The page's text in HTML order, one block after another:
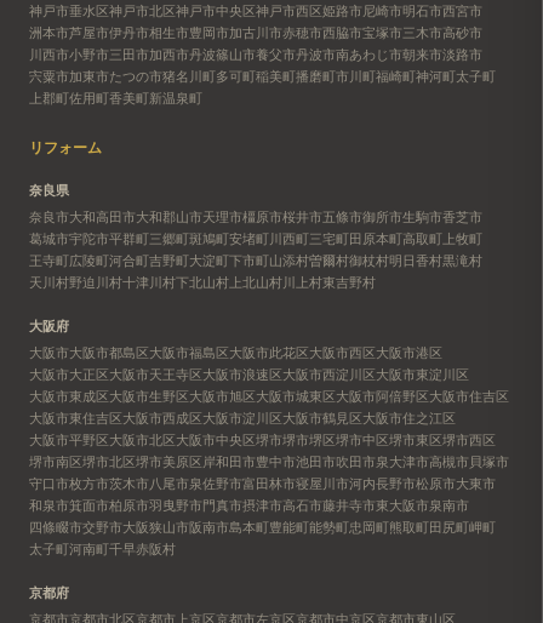
神戸市垂水区神戸市北区神戸市中央区神戸市西区姫路市尼崎市明石市西宮市
洲本市芦屋市伊丹市相生市豊岡市加古川市赤穂市西脇市宝塚市三木市高砂市
川西市小野市三田市加西市丹波篠山市養父市丹波市南あわじ市朝来市淡路市
宍粟市加東市たつの市猪名川町多可町稲美町播磨町市川町福崎町神河町太子町
上郡町佐用町香美町新温泉町
リフォーム
奈良県
奈良市大和高田市大和郡山市天理市橿原市桜井市五條市御所市生駒市香芝市
葛城市宇陀市平群町三郷町斑鳩町安堵町川西町三宅町田原本町高取町 上牧町
王寺町広陵町河合町吉野町大淀町下市町山添村曽爾村御杖村明日香村黒滝村
天川村野迫川村十津川村下北山村 上北山村川上村東吉野村
大阪府
大阪市大阪市都島区大阪市福島区大阪市此花区大阪市西区大阪市港区
大阪市大正区大阪市天王寺区大阪市浪速区大阪市西淀川区大阪市東淀川区
大阪市東成区大阪市生野区大阪市旭区大阪市城東区大阪市阿倍野区大阪市住吉区
大阪市東住吉区大阪市西成区大阪市淀川区大阪市鶴見区大阪市住之江区
大阪市平野区大阪市北区大阪市中央区堺市堺市堺区堺市中区堺市東区堺市西区
堺市南区堺市北区堺市美原区岸和田市豊中市池田市吹田市泉大津市高槻市 貝塚市
守口市枚方市茨木市八尾市泉佐野市富田林市寝屋川市河内長野市松原市大東市
和泉市箕面市柏原市羽曳野市門真市摂津市高石市藤井寺市東大阪市泉南市
四條畷市交野市大阪狭山市阪南市島本町豊能町能勢町忠岡町熊取町田尻町岬町
太子町河南町千早赤阪村
京都府
京都市京都市北区京都市上京区京都市左京区京都市中京区京都市東山区